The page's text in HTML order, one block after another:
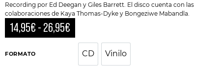
Recording por Ed Deegan y Giles Barrett. El disco cuenta con las
colaboraciones de Kaya Thomas-Dyke y Bongeziwe Mabandla.
14,95€ - 26,95€
FORMATO CD Vinilo